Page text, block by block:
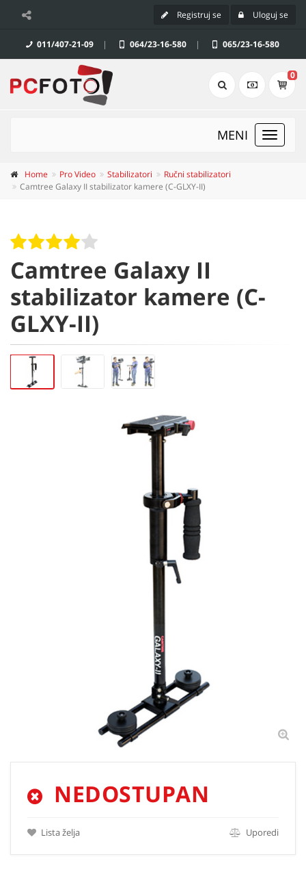
Registruj se Uloguj se
011/407-21-09 | 064/23-16-580 | 065/23-16-580
0
Toggle
MENI
Home Pro Video Stabilizatori
Ručni stabilizatori
Camtree Galaxy II stabilizator kamere (C-GLXY-II)
Camtree Galaxy II
stabilizator kamere (C-
GLXY-II)
NEDOSTUPAN
Lista želja Uporedi